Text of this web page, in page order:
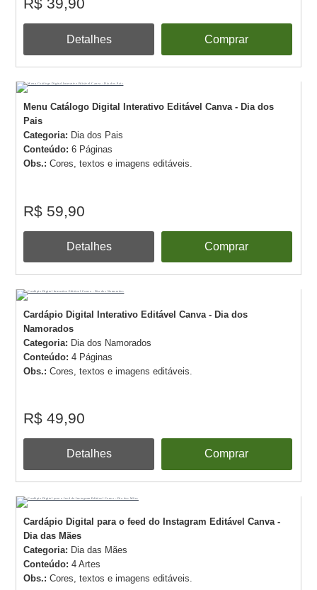
R$ 39,90
Detalhes Comprar
Menu Catálogo Digital Interativo Editável Canva - Dia dos
Pais
Categoria: Dia dos Pais
Conteúdo:6 Páginas
Obs.:Cores, textos e imagens editáveis.
R$ 59,90
Detalhes Comprar
Cardápio Digital Interativo Editável Canva - Dia dos
Namorados
Categoria: Dia dos Namorados
Conteúdo:4 Páginas
Obs.:Cores, textos e imagens editáveis.
R$ 49,90
Detalhes Comprar
Cardápio Digital para o feed do Instagram Editável Canva -
Dia das Mães
Categoria: Dia das Mães
Conteúdo:4 Artes
Obs.:Cores, textos e imagens editáveis.